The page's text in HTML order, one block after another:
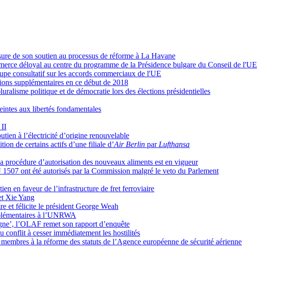
de son soutien au processus de réforme à La Havane
déloyal au centre du programme de la Présidence bulgare du Conseil de l'UE
consultatif sur les accords commerciaux de l'UE
supplémentaires en ce début de 2018
politique et de démocratie lors des élections présidentielles
aux libertés fondamentales
II
à l’électricité d’origine renouvelable
de certains actifs d’une filiale d’Air Berlin par Lufthansa
d’autorisation des nouveaux aliments est en vigueur
ont été autorisés par la Commission malgré le veto du Parlement
en faveur de l’infrastructure de fret ferroviaire
Xie Yang
et félicite le président George Weah
à l’UNRWA
l’OLAF remet son rapport d’enquête
conflit à cesser immédiatement les hostilités
à la réforme des statuts de l’Agence européenne de sécurité aérienne